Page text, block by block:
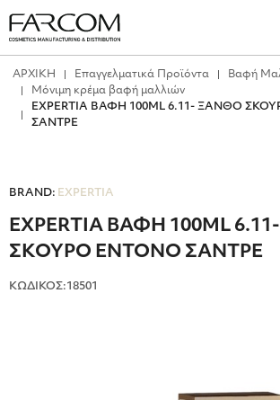
ΑΡΧΙΚΗ Επαγγελματικά Προϊόντα
Βαφή
Μόνιμη κρέμα βαφή μαλλιών
EXPERTIA ΒΑΦΗ 100ML 6.11- ΞΑΝΘΟ
ΣΑΝΤΡΕ
BRAND: EXPERTIA
EXPERTIA ΒΑΦΗ 100ML
ΣΚΟΥΡΟ ΕΝΤΟΝΟ ΣΑΝΤΡΕ
ΚΩΔΙΚΟΣ:18501